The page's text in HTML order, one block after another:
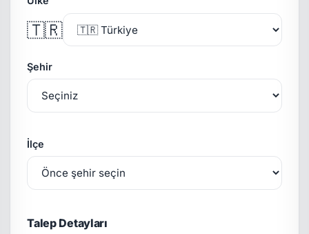
🇹🇷
Şehir
İlçe
Talep Detayları